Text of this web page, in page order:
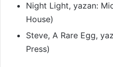
Night Light, yazan:
House)
Steve, A Rare Egg,
Press)